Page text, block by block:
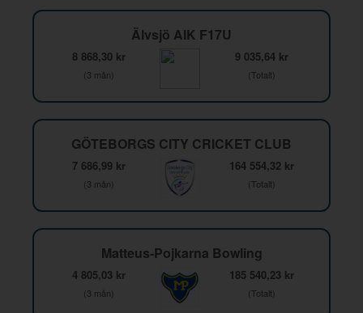
Älvsjö AIK F17U
8 868,30 kr
(3 mån)
9 035,64 kr
(Totalt)
GÖTEBORGS CITY CRICKET CLUB
7 686,99 kr
(3 mån)
164 554,32 kr
(Totalt)
Matteus-Pojkarna Bowling
4 805,03 kr
(3 mån)
185 540,23 kr
(Totalt)